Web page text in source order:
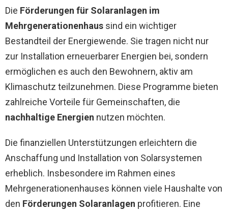
Die Förderungen für Solaranlagen im
Mehrgenerationenhaus sind ein wichtiger
Bestandteil der Energiewende. Sie tragen nicht nur
zur Installation erneuerbarer Energien bei, sondern
ermöglichen es auch den Bewohnern, aktiv am
Klimaschutz teilzunehmen. Diese Programme bieten
zahlreiche Vorteile für Gemeinschaften, die
nachhaltige Energien nutzen möchten.
Die finanziellen Unterstützungen erleichtern die
Anschaffung und Installation von Solarsystemen
erheblich. Insbesondere im Rahmen eines
Mehrgenerationenhauses können viele Haushalte von
den Förderungen Solaranlagen profitieren. Eine